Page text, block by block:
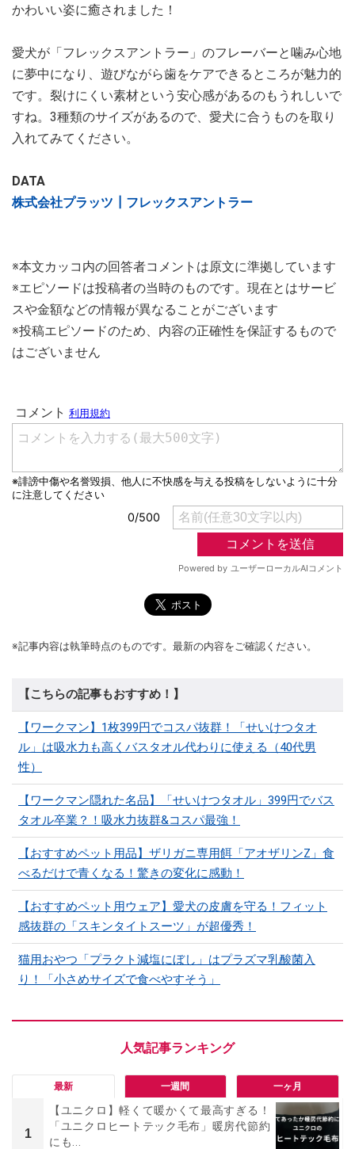
かわいい姿に癒されました！
愛犬が「フレックスアントラー」のフレーバーと噛み心地
に夢中になり、遊びながら歯をケアできるところが魅力的
です。裂けにくい素材という安心感があるのもうれしいで
すね。3種類のサイズがあるので、愛犬に合うものを取り
入れてみてください。
DATA
株式会社プラッツ┃フレックスアントラー
※本文カッコ内の回答者コメントは原文に準拠しています
※エピソードは投稿者の当時のものです。現在とはサービ
スや金額などの情報が異なることがございます
※投稿エピソードのため、内容の正確性を保証するもので
はございません
※記事内容は執筆時点のものです。最新の内容をご確認ください。
【こちらの記事もおすすめ！】
【ワークマン】1枚399円でコスパ抜群！「せいけつタオ
ル」は吸水力も高くバスタオル代わりに使える（40代男
性）
【ワークマン隠れた名品】「せいけつタオル」399円でバス
タオル卒業？！吸水力抜群&コスパ最強！
【おすすめペット用品】ザリガニ専用餌「アオザリンZ」食
べるだけで青くなる！驚きの変化に感動！
【おすすめペット用ウェア】愛犬の皮膚を守る！フィット
感抜群の「スキンタイトスーツ」が超優秀！
猫用おやつ「プラクト減塩にぼし」はプラズマ乳酸菌入
り！「小さめサイズで食べやすそう」
最新 一週間 一ヶ月
1
【ユニクロ】軽くて暖かくて最高すぎる！
「ユニクロヒートテック毛布」暖房代節約
にも...